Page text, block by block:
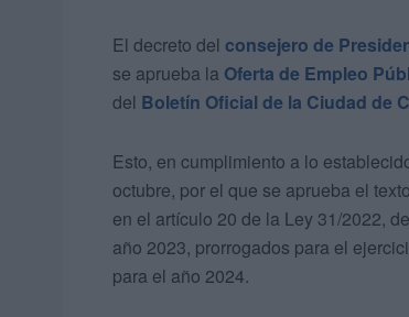
El decreto del consejero de
se aprueba la Oferta de Empleo
del Boletín Oficial de la Ciudad de
Esto, en cumplimiento a lo
octubre, por el que se aprueba el
en el artículo 20 de la Ley 31/2022,
año 2023, prorrogados para el
para el año 2024.